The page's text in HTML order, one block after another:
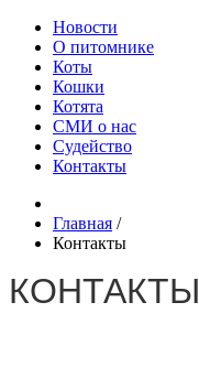
Новости
О питомнике
Коты
Кошки
Котята
СМИ о нас
Судейство
Контакты
Главная /
Контакты
КОНТАКТЫ